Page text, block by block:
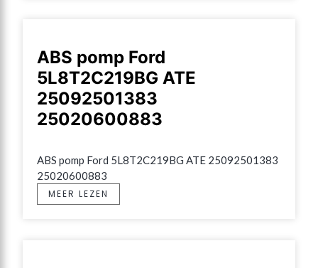
ABS pomp Ford
5L8T2C219BG ATE
25092501383
25020600883
ABS pomp Ford 5L8T2C219BG ATE 25092501383
25020600883
MEER LEZEN